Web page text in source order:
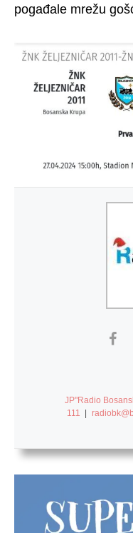
pogađale mrežu
JP"Radio
111